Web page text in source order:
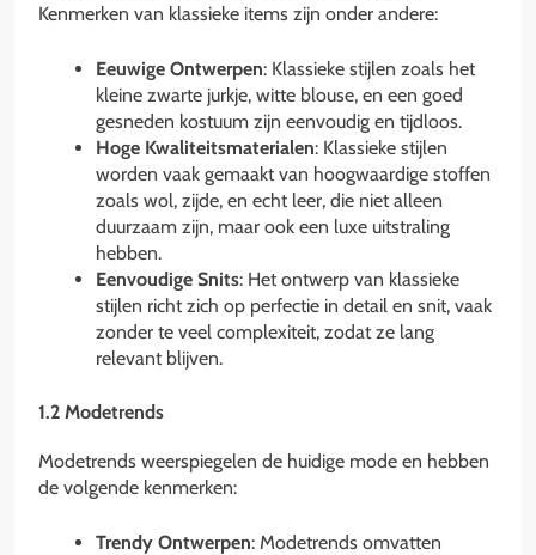
Kenmerken van klassieke items zijn onder andere:
Eeuwige Ontwerpen: Klassieke stijlen zoals het
kleine zwarte jurkje, witte blouse, en een goed
gesneden kostuum zijn eenvoudig en tijdloos.
Hoge Kwaliteitsmaterialen: Klassieke stijlen
worden vaak gemaakt van hoogwaardige stoffen
zoals wol, zijde, en echt leer, die niet alleen
duurzaam zijn, maar ook een luxe uitstraling
hebben.
Eenvoudige Snits: Het ontwerp van klassieke
stijlen richt zich op perfectie in detail en snit, vaak
zonder te veel complexiteit, zodat ze lang
relevant blijven.
1.2 Modetrends
Modetrends weerspiegelen de huidige mode en hebben
de volgende kenmerken:
Trendy Ontwerpen: Modetrends omvatten